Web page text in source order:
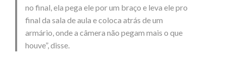
no final, ela pega ele por um braço e leva ele pro
final da sala de aula e coloca atrás de um
armário, onde a câmera não pegam mais o que
houve”, disse.